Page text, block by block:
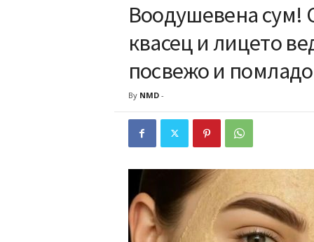
Воодушевена сум!
квасец и лицето
посвежо и
By NMD-